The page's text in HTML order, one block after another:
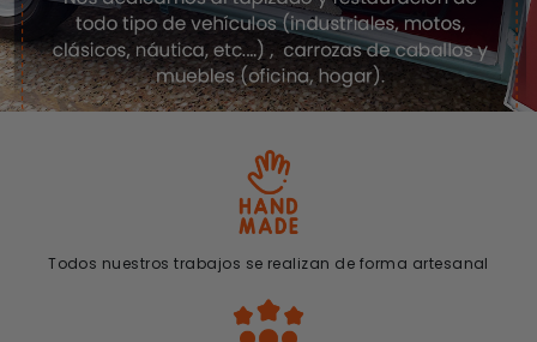
Todos nuestros trabajos se realizan de forma artesanal